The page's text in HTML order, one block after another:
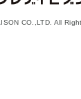
CO.,LTD. All